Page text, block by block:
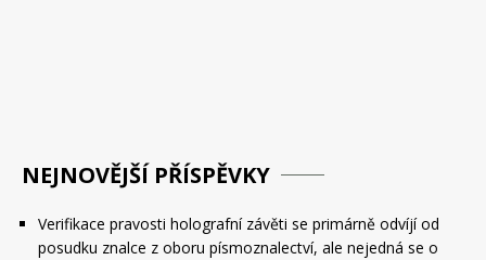
NEJNOVĚJŠÍ PŘÍSPĚVKY
Verifikace pravosti holografní závěti se primárně odvíjí od
posudku znalce z oboru písmoznalectví, ale nejedná se o